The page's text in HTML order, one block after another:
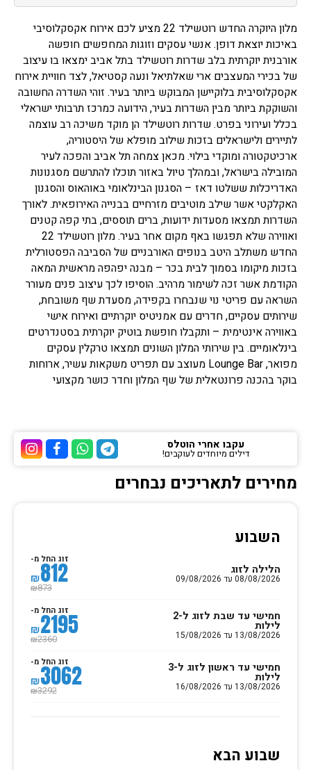
מלון היוקרה החדש רוטשילד 22 מציע לכם אירוח אקסקלוסיבי
באיכות יוצאת דופן. אנשי עסקים וזוגות המחפשים חופשה
אורבנית יוקרתית בלב שדרות רוטשילד בתל אביב ימצאו בו עיצוב
של בכירי המעצבים ארי שאלתיאל ונעה קסטיאל, לצד חוויית אירוח
אקסקלוסיבית בלוקיישן המבוקש ביותר בעיר. זוהי השדרה החשובה
והשוקקת ביותר מבין השדרות בעיר, הידועה כמרכז תרבותי ישראלי
בכלל ועירוני בפרט. שדרות רוטשילד הן מוקד משיכה רב עוצמה
לתיירים ולישראלים בזכות שילוב מופלא של היסטוריה,
ארכיטקטורה ומוקדי בילוי. מכאן צמחה תל אביב והפכה לעיר
המובילה בישראל, ובמהלך טיול באזור תוכלו להתרשם מסגנונות
האדריכלות ששלטו דאז – הסגנון הבינלאומי באוהאוס והסגנון
האקלקטי אשר שילב מוטיבים מזרחיים בבנייה האירופאית. לאורך
השדרות תמצאו מסעדות ידועות, ברים תוססים, בתי קפה קטנים
ואווירה שלא תפגשו באף מקום אחר בעיר. מלון רוטשילד 22
החדש משתלב היטב בנופים האורבניים של הסביבה הפסטורלית
בזכות מיקומו בסמוך לבית בכר – מבנה יפהפה מראשית המאה
הקודמת אשר זכה לשימור מרהיב. הוסיפו לכך עיצוב פנים מעורר
השראה עם פריטי נוי שנבחרו בקפידה, מסעדת שף משובחת,
שירותים עסקיים, חדרים עם אמניטיס יוקרתיים ואירוח אישי
באווירה אינטימית – ותקבלו חופשת בוטיק יוקרתית בסטנדרטים
בינלאומיים. בין שירותי המלון השונים תמצאו טרקלין עסקים
מפואר, Lounge Bar מעוצב עם תפריט משקאות עשיר, ארוחות
בוקר בהכנה פרונטאלית של שף המלון וחדר כושר מקצועי
ערוץ ערוץ
ערוץ הוואטסאפ של
ערוץ הטלגרם של הוטלס
עקבו אחרי הוטלס
דילים מיוחדים לעוקבים!
מחירים לתאריכים נבחרים
השבוע
הלילה לזוג
08/08/2026 עד 09/08/2026
זוג החל מ-
₪812
₪873
חמישי עד שבת לזוג ל-2
לילות
13/08/2026 עד 15/08/2026
זוג החל מ-
₪2195
₪2360
חמישי עד ראשון לזוג ל-3
לילות
13/08/2026 עד 16/08/2026
זוג החל מ-
₪3062
₪3292
שבוע הבא